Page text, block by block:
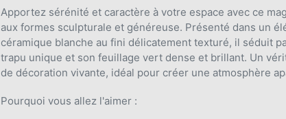
à
votre
panier
Apportez sérénité et caractère à votre espace avec ce
aux formes sculpturale et généreuse. Présenté dans un
céramique blanche au fini délicatement texturé, il séduit
trapu unique et son feuillage vert dense et brillant. Un
de décoration vivante, idéal pour créer une atmosphère
Pourquoi vous allez l'aimer :